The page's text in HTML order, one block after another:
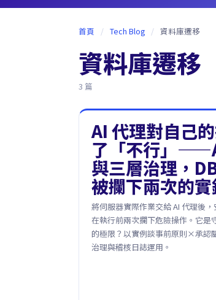
首頁 / Tech Blog / 資料庫遷移
資料庫遷移
3 篇
AI 代理對自己
了「不行」
與三層治理，
被攔下兩次的
將伺服器實際作業交給 AI 代理後，
在執行前兩次攔下危險操作。它是
的極限？以實例談事前原則×承認
治理與稽核日誌運用。